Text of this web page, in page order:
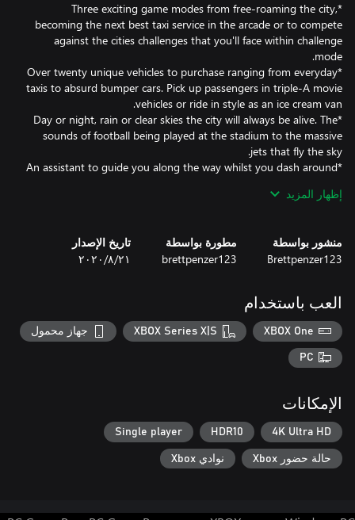
*Three exciting game modes from free-roaming the city,
becoming the next best taxi service in the arcade or to compete
against the cities challenges that you'll face within challenge
*Over twenty unique vehicles to purchase ranging from everyday
taxis to absurd bumper cars. Pick up passengers in triple-A movie
*Day or night, rain or clear skies the city will always be alive. The
sounds of football being played at the stadium to the massive
*An assistant to guide you along the way whilst you dash around
Is that the tires burning or the Sunday dinner?
إظهار المزيد
منشور بواسطة
Brettpenzer123
مطورة بواسطة
brettpenzer123
تاريخ الإصدار
٢١‏/٨‏/٢٠٢٠
العب باستخدام
XBOX One
XBOX Series X|S جهاز محمول
PC
الإمكانات
4K Ultra HD
HDR10
Single player
حالة حضور Xbox نوادي Xbox